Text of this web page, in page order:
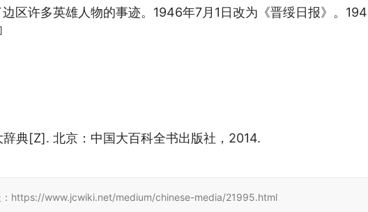
区许多英雄人物的事迹。1946年7月1日改为《晋绥日报》。
典[Z]. 北京：中国大百科全书出版社，2014.
：https://www.jcwiki.net/medium/chinese-media/21995.html